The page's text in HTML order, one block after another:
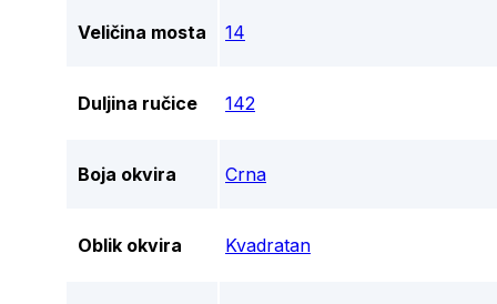
Veličina mosta 14
Duljina ručice 142
Boja okvira Crna
Oblik okvira Kvadratan